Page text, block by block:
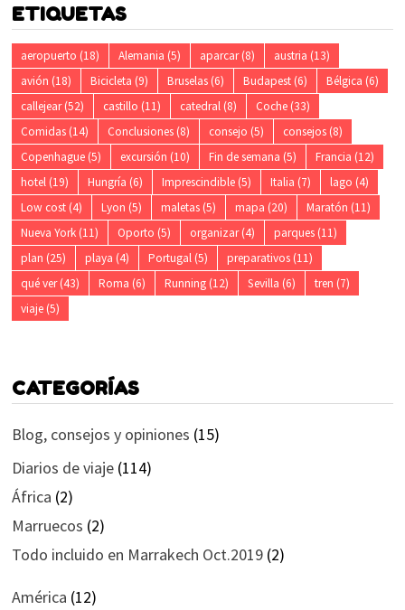
ETIQUETAS
aeropuerto (18) Alemania (5) aparcar(8) austria (13)
avión (18) Bicicleta (9) Bruselas(6) Budapest(6) Bélgica (6)
callejear(52) castillo (11) catedral(8) Coche(33)
Comidas(14) Conclusiones(8) consejo (5) consejos(8)
Copenhague(5) excursión (10) Fin de semana (5) Francia (12)
hotel(19) Hungría (6) Imprescindible(5) Italia (7) lago (4)
Low cost(4) Lyon (5) maletas(5) mapa (20) Maratón (11)
Nueva York(11) Oporto (5) organizar(4) parques(11)
plan (25) playa (4) Portugal(5) preparativos(11)
qué ver(43) Roma (6) Running(12) Sevilla (6) tren (7)
viaje(5)
CATEGORÍAS
Blog, consejos y opiniones (15)
Diarios de viaje(114)
África (2)
Marruecos (2)
Todo incluido en Marrakech Oct.2019(2)
América (12)